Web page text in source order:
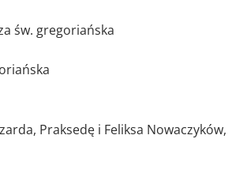
św. gregoriańska
Praksedę i Feliksa Nowaczyków,